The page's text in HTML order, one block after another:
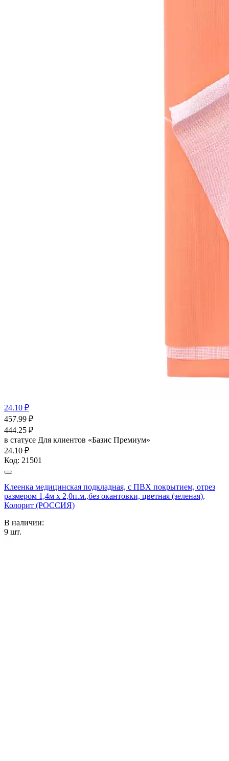
24.10 ₽
457.99 ₽
444.25 ₽
в статусе Для клиентов «Базис Премиум»
24.10 ₽
Код: 21501
Клеенка медицинская подкладная, с ПВХ покрытием, отрез
размером 1,4м х 2,0п.м.,без окантовки, цветная (зеленая),
Колорит (РОССИЯ)
В наличии:
9 шт.